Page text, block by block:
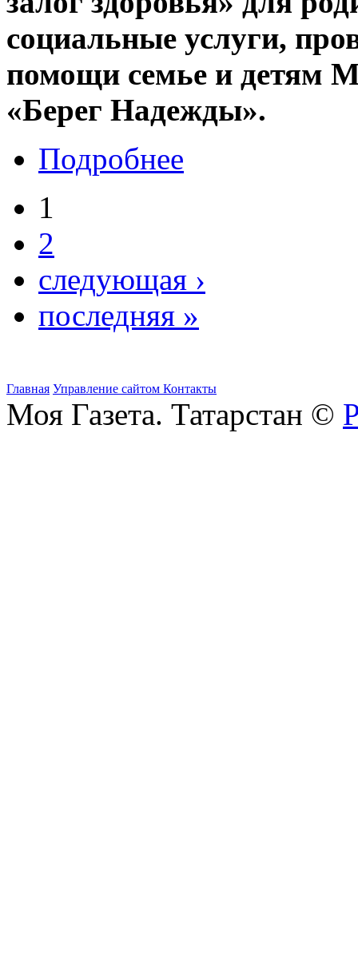
социальные услуги,
помощи семье и детям
«Берег Надежды».
Подробнее
1
2
следующая ›
последняя »
Главная Управление сайтом Контакты
Моя Газета. Татарстан ©